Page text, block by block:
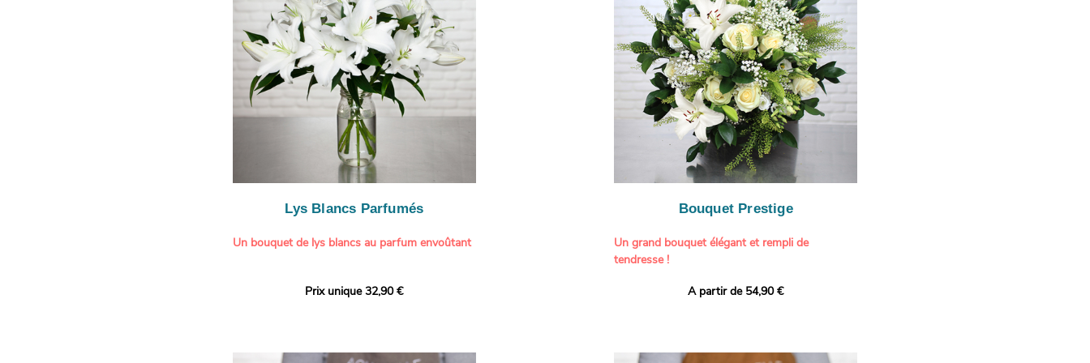
- Gâter un proche pour son anniversaire
- Célébrer une occasion spéciale
- Faire plaisir à un amateur d'art et de peinture
- Exprimer une atmosphère méditerranéenne et
colorée dans votre intérieur.
Tableau : Paul Signac,Vue de Saint-Tropez,
coucher de soleil au bois de pins, 1888
Crédits photo :classicpaintings / Alamy Stock
particulière à un proche.
Il contient :
- Des hortensias colorés (les couleurs peuvent
varier selon l’arrivage)
- Des fleurs à grosse tête, au charme intemporel
À offrir pour :
- Célébrer un anniversaire
- Remercier avec panache
- Apporter une touche florale à une maison de
Lys Blancs Parfumés
Un bouquet de lys blancs au parfum envoûtant
élégante composition de lys blancs signée
Prix unique 32,90 €
Bouquet Prestige
Un grand bouquet élégant et rempli de
tendresse !
Offrez un instant de douceur avec ce bouquet
A partir de 54,90 €